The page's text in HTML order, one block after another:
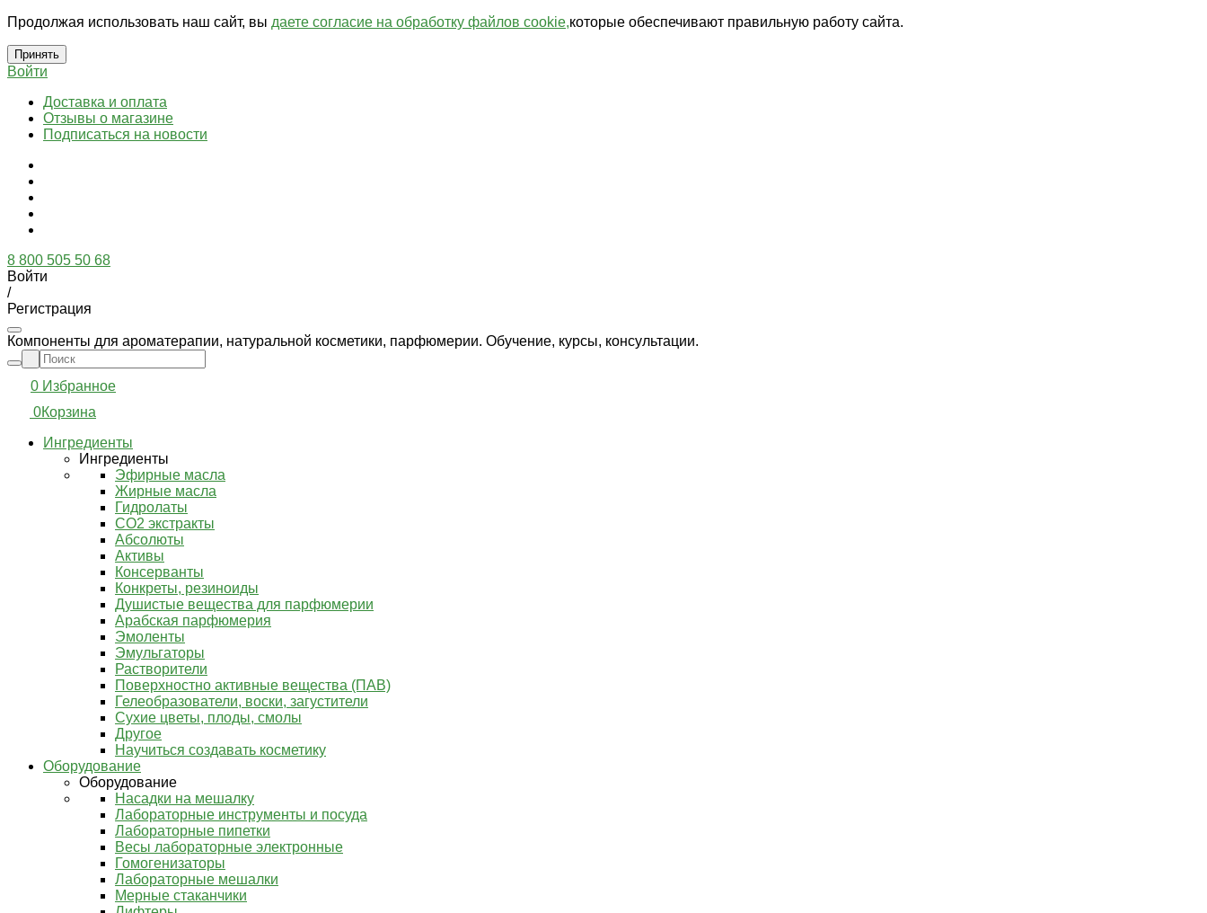
Продолжая использовать наш сайт, вы даете согласие на обработку файлов cookie,которые обеспечивают правильную работу сайта.
Принять
Войти
Доставка и оплата
Отзывы о магазине
Подписаться на новости
8 800 505 50 68
Войти
/
Регистрация
Компоненты для ароматерапии, натуральной косметики, парфюмерии. Обучение, курсы, консультации.
0 Избранное
0Корзина
Ингредиенты
Ингредиенты
Эфирные масла
Жирные масла
Гидролаты
СО2 экстракты
Абсолюты
Активы
Консерванты
Конкреты, резиноиды
Душистые вещества для парфюмерии
Арабская парфюмерия
Эмоленты
Эмульгаторы
Растворители
Поверхностно активные вещества (ПАВ)
Гелеобразователи, воски, загустители
Сухие цветы, плоды, смолы
Другое
Научиться создавать косметику
Оборудование
Оборудование
Насадки на мешалку
Лабораторные инструменты и посуда
Лабораторные пипетки
Весы лабораторные электронные
Гомогенизаторы
Лабораторные мешалки
Мерные стаканчики